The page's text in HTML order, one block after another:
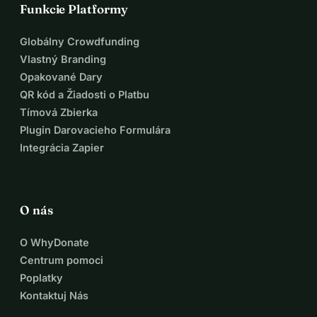
Funkcie Platformy
Globálny Crowdfunding
Vlastný Branding
Opakované Dary
QR kód a Žiadosti o Platbu
Tímová Zbierka
Plugin Darovacieho Formulára
Integrácia Zapier
O nás
O WhyDonate
Centrum pomoci
Poplatky
Kontaktuj Nás